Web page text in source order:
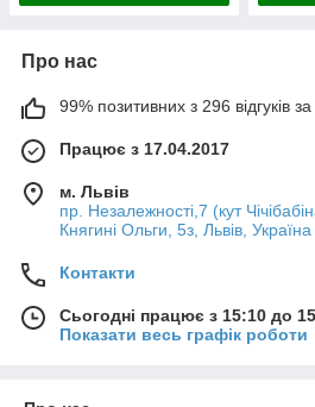
Про нас
99% позитивних з 296 відгуків за
Працює з 17.04.2017
м. Львів
пр. Незалежності,7 (кут
Княгині Ольги, 5з, Львів, Україна
Контакти
Сьогодні працює з 15:10 до
Показати весь графік роботи